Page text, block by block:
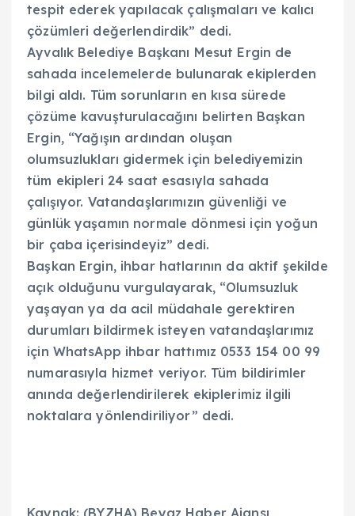
tespit ederek yapılacak çalışmaları ve kalıcı
çözümleri değerlendirdik” dedi.
Ayvalık Belediye Başkanı Mesut Ergin de
sahada incelemelerde bulunarak ekiplerden
bilgi aldı. Tüm sorunların en kısa sürede
çözüme kavuşturulacağını belirten Başkan
Ergin, “Yağışın ardından oluşan
olumsuzlukları gidermek için belediyemizin
tüm ekipleri 24 saat esasıyla sahada
çalışıyor. Vatandaşlarımızın güvenliği ve
günlük yaşamın normale dönmesi için yoğun
bir çaba içerisindeyiz” dedi.
Başkan Ergin, ihbar hatlarının da aktif şekilde
açık olduğunu vurgulayarak, “Olumsuzluk
yaşayan ya da acil müdahale gerektiren
durumları bildirmek isteyen vatandaşlarımız
için WhatsApp ihbar hattımız 0533 154 00 99
numarasıyla hizmet veriyor. Tüm bildirimler
anında değerlendirilerek ekiplerimiz ilgili
noktalara yönlendiriliyor” dedi.
Kaynak: (BYZHA) Beyaz Haber Ajansı